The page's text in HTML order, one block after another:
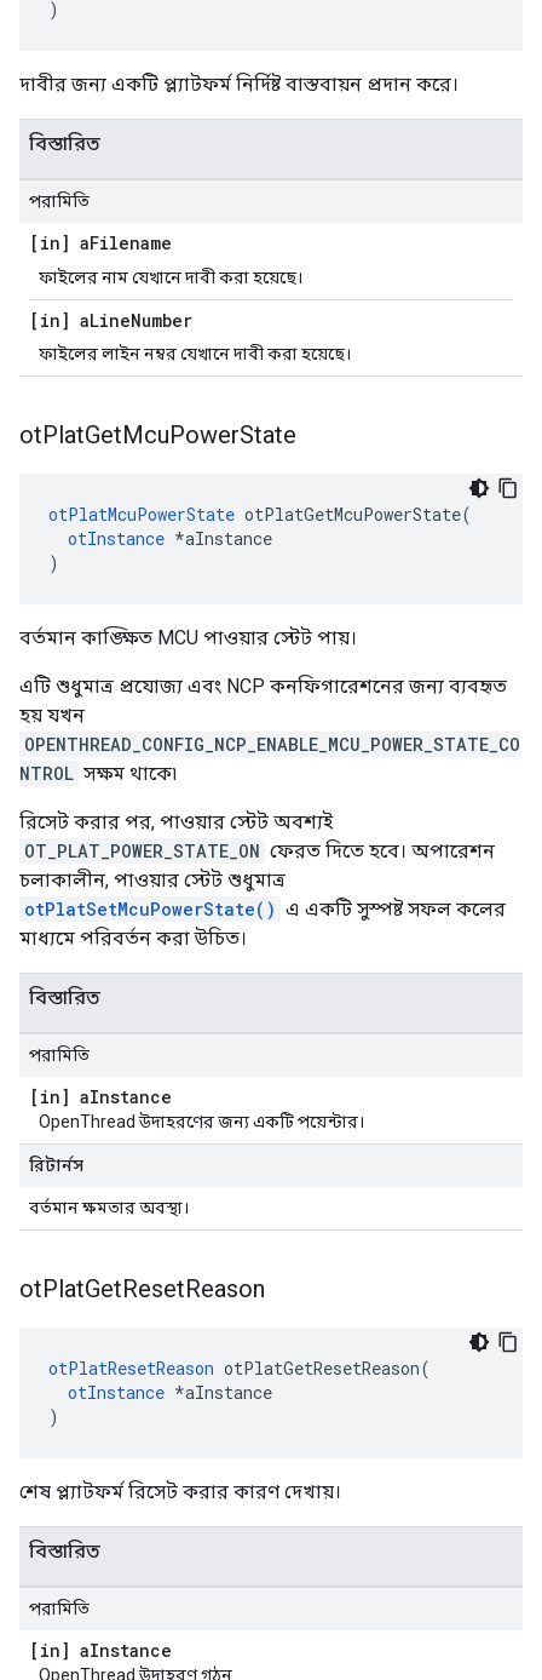
)
দাবীর জন্য একটি প্ল্যাটফর্ম নির্দিষ্ট বাস্তবায়ন প্রদান করে।
বিস্তারিত
পরামিতি
[in] aFilename
ফাইলের নাম যেখানে দাবী করা হয়েছে।
[in] aLineNumber
ফাইলের লাইন নম্বর যেখানে দাবী করা হয়েছে।
otPlatGetMcuPowerState
otPlatMcuPowerState otPlatGetMcuPowerState(
otInstance *aInstance
)
বর্তমান কাঙ্ক্ষিত MCU পাওয়ার স্টেট পায়।
এটি শুধুমাত্র প্রযোজ্য এবং NCP কনফিগারেশনের জন্য ব্যবহৃত
হয় যখন
OPENTHREAD_CONFIG_NCP_ENABLE_MCU_POWER_STATE_CO
NTROL সক্ষম থাকে৷
রিসেট করার পর, পাওয়ার স্টেট অবশ্যই
OT_PLAT_POWER_STATE_ON ফেরত দিতে হবে। অপারেশন
চলাকালীন, পাওয়ার স্টেট শুধুমাত্র
otPlatSetMcuPowerState() এ একটি সুস্পষ্ট সফল কলের
মাধ্যমে পরিবর্তন করা উচিত।
বিস্তারিত
পরামিতি
[in] aInstance
OpenThread উদাহরণের জন্য একটি পয়েন্টার।
রিটার্নস
বর্তমান ক্ষমতার অবস্থা।
otPlatGetResetReason
otPlatResetReason otPlatGetResetReason(
otInstance *aInstance
)
শেষ প্ল্যাটফর্ম রিসেট করার কারণ দেখায়।
বিস্তারিত
পরামিতি
[in] aInstance
OpenThread উদাহরণ গঠন.